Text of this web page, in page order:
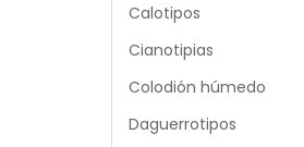
Calotipos
Cianotipias
Colodión húmedo
Daguerrotipos